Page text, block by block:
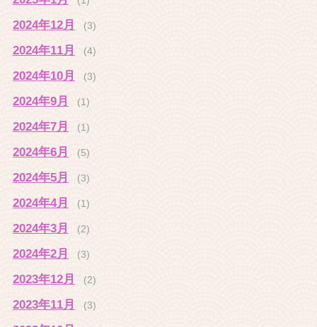
2024年12月 (3)
2024年11月 (4)
2024年10月 (3)
2024年9月 (1)
2024年7月 (1)
2024年6月 (5)
2024年5月 (3)
2024年4月 (1)
2024年3月 (2)
2024年2月 (3)
2023年12月 (2)
2023年11月 (3)